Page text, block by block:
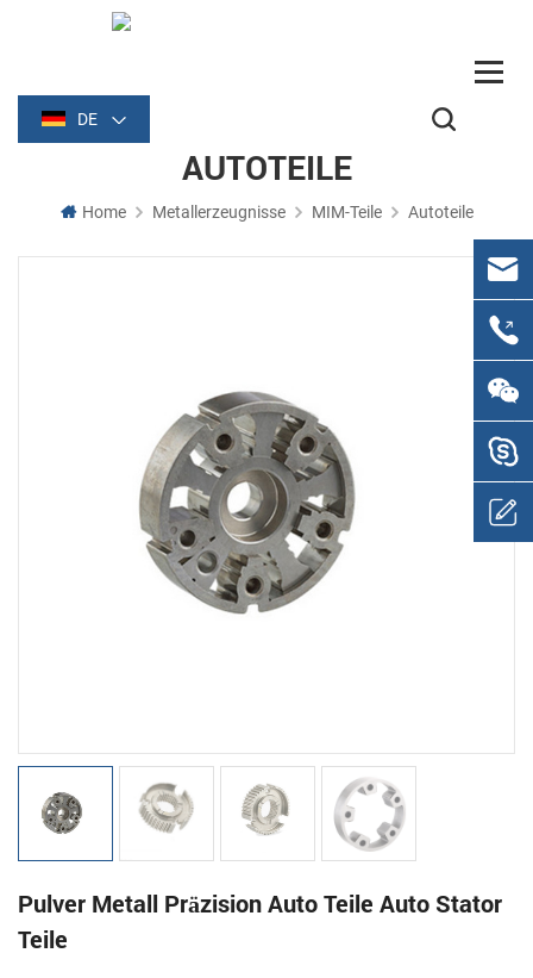
DE
AUTOTEILE
Home Metallerzeugnisse MIM-Teile Autoteile
Pulver Metall Präzision Auto Teile Auto Stator
Teile